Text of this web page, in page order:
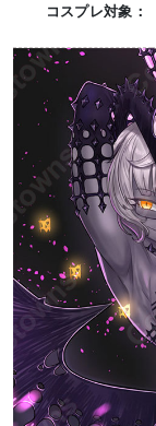
コスプレ対象：